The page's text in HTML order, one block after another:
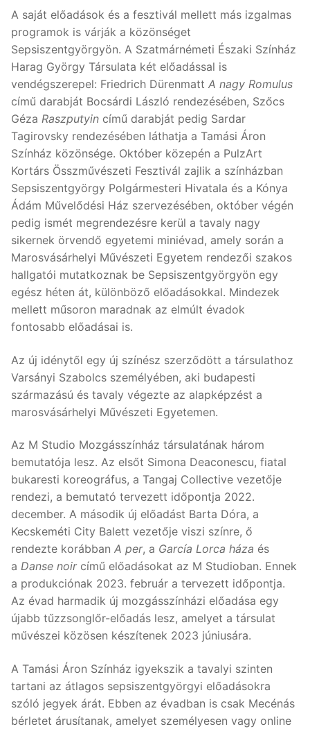
A saját előadások és a fesztivál mellett más izgalmas
programok is várják a közönséget
Sepsiszentgyörgyön. A Szatmárnémeti Északi Színház
Harag György Társulata két előadással is
vendégszerepel: Friedrich Dürenmatt A nagy Romulus
című darabját Bocsárdi László rendezésében, Szőcs
Géza Raszputyin című darabját pedig Sardar
Tagirovsky rendezésében láthatja a Tamási Áron
Színház közönsége. Október közepén a PulzArt
Kortárs Összművészeti Fesztivál zajlik a színházban
Sepsiszentgyörgy Polgármesteri Hivatala és a Kónya
Ádám Művelődési Ház szervezésében, október végén
pedig ismét megrendezésre kerül a tavaly nagy
sikernek örvendő egyetemi miniévad, amely során a
Marosvásárhelyi Művészeti Egyetem rendezői szakos
hallgatói mutatkoznak be Sepsiszentgyörgyön egy
egész héten át, különböző előadásokkal. Mindezek
mellett műsoron maradnak az elmúlt évadok
fontosabb előadásai is.
Az új idénytől egy új színész szerződött a társulathoz
Varsányi Szabolcs személyében, aki budapesti
származású és tavaly végezte az alapképzést a
marosvásárhelyi Művészeti Egyetemen.
Az M Studio Mozgásszínház társulatának három
bemutatója lesz. Az elsőt Simona Deaconescu, fiatal
bukaresti koreográfus, a Tangaj Collective vezetője
rendezi, a bemutató tervezett időpontja 2022.
december. A második új előadást Barta Dóra, a
Kecskeméti City Balett vezetője viszi színre, ő
rendezte korábban A per, a García Lorca háza és
a Danse noir című előadásokat az M Studioban. Ennek
a produkciónak 2023. február a tervezett időpontja.
Az évad harmadik új mozgásszínházi előadása egy
újabb tűzzsonglőr-előadás lesz, amelyet a társulat
művészei közösen készítenek 2023 júniusára.
A Tamási Áron Színház igyekszik a tavalyi szinten
tartani az átlagos sepsiszentgyörgyi előadásokra
szóló jegyek árát. Ebben az évadban is csak Mecénás
bérletet árusítanak, amelyet személyesen vagy online